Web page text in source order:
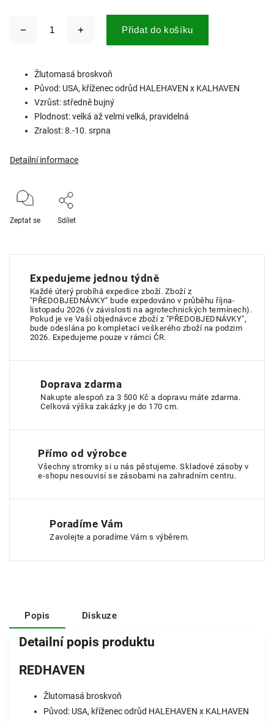
Přidat do košíku
Žlutomasá broskvoň
Původ: USA, kříženec odrůd HALEHAVEN x KALHAVEN
Vzrůst: středně bujný
Plodnost: velká až velmi velká, pravidelná
Zralost: 8.-10. srpna
Detailní informace
Zeptat se Sdílet
Expedujeme jednou týdně
Každé úterý probíhá expedice zboží. Zboží z
"PŘEDOBJEDNÁVKY" bude expedováno v průběhu října-
listopadu 2026 (v závislosti na agrotechnických termínech).
Pokud je ve Vaší objednávce zboží z "PŘEDOBJEDNÁVKY",
bude odeslána po kompletaci veškerého zboží na podzim
2026. Expedujeme pouze v rámci ČR.
Doprava zdarma
Nakupte alespoň za 3 500 Kč a dopravu máte zdarma.
Celková výška zakázky je do 170 cm.
Přímo od výrobce
Všechny stromky si u nás pěstujeme. Skladové zásoby v
e-shopu nesouvisí se zásobami na zahradním centru.
Poradíme Vám
Zavolejte a poradíme Vám s výběrem.
Popis Diskuze
Detailní popis produktu
REDHAVEN
Žlutomasá broskvoň
Původ: USA, kříženec odrůd HALEHAVEN x KALHAVEN